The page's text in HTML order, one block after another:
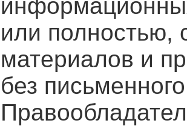
или полностью,
материалов и
без